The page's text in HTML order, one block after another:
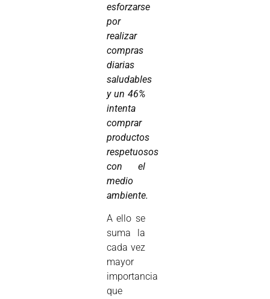
esforzarse
por
realizar
compras
diarias
saludables
y un 46%
intenta
comprar
productos
respetuosos
con el
medio
ambiente.
A ello se
suma la
cada vez
mayor
importancia
que